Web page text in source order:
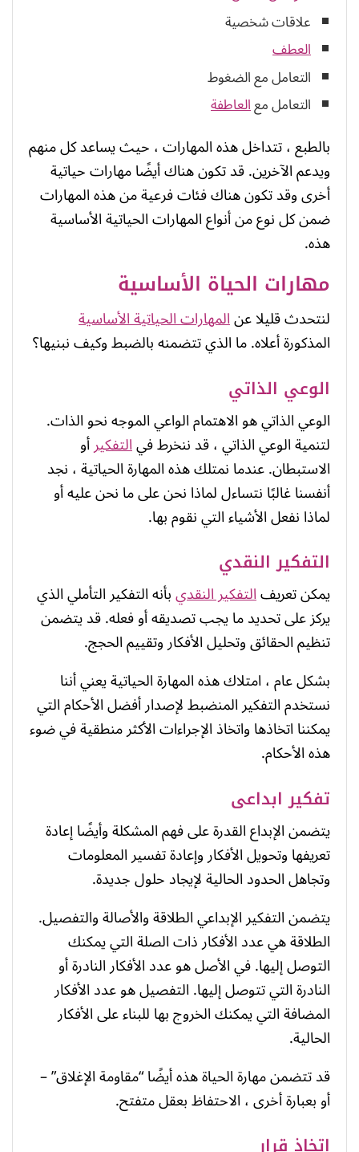
علاقات شخصية
العطف
التعامل مع الضغوط
التعامل معالعاطفة
بالطبع ، تتداخل هذه المهارات ، حيث يساعد كل منهم
ويدعم الآخرين. قد تكون هناك أيضًا مهارات حياتية
أخرى وقد تكون هناك فئات فرعية من هذه المهارات
ضمن كل نوع من أنواع المهارات الحياتية الأساسية
هذه.
مهارات الحياة الأساسية
لنتحدث قليلا عنالمهارات الحياتية الأساسية
المذكورة أعلاه. ما الذي تتضمنه بالضبط وكيف نبنيها؟
الوعي الذاتي
الوعي الذاتي هو الاهتمام الواعي الموجه نحو الذات.
لتنمية الوعي الذاتي ، قد ننخرط فيالتفكيرأو
الاستبطان. عندما نمتلك هذه المهارة الحياتية ، نجد
أنفسنا غالبًا نتساءل لماذا نحن على ما نحن عليه أو
لماذا نفعل الأشياء التي نقوم بها.
التفكير النقدي
يمكن تعريفالتفكير النقديبأنه التفكير التأملي الذي
يركز على تحديد ما يجب تصديقه أو فعله. قد يتضمن
تنظيم الحقائق وتحليل الأفكار وتقييم الحجج.
بشكل عام ، امتلاك هذه المهارة الحياتية يعني أننا
نستخدم التفكير المنضبط لإصدار أفضل الأحكام التي
يمكننا اتخاذها واتخاذ الإجراءات الأكثر منطقية في ضوء
هذه الأحكام.
تفكير ابداعى
يتضمن الإبداع القدرة على فهم المشكلة وأيضًا إعادة
تعريفها وتحويل الأفكار وإعادة تفسير المعلومات
وتجاهل الحدود الحالية لإيجاد حلول جديدة.
يتضمن التفكير الإبداعي الطلاقة والأصالة والتفصيل.
الطلاقة هي عدد الأفكار ذات الصلة التي يمكنك
التوصل إليها. في الأصل هو عدد الأفكار النادرة أو
النادرة التي تتوصل إليها. التفصيل هو عدد الأفكار
المضافة التي يمكنك الخروج بها للبناء على الأفكار
الحالية.
قد تتضمن مهارة الحياة هذه أيضًا “مقاومة الإغلاق” –
أو بعبارة أخرى ، الاحتفاظ بعقل متفتح.
اتخاذ قرار